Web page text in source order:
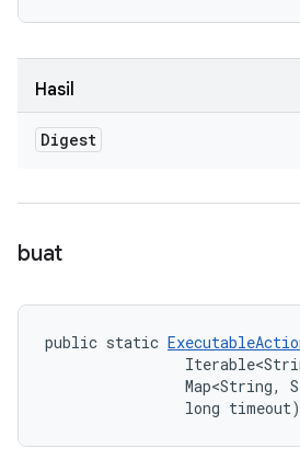
Hasil
Digest
buat
public static
Map<String,
                long timeout)